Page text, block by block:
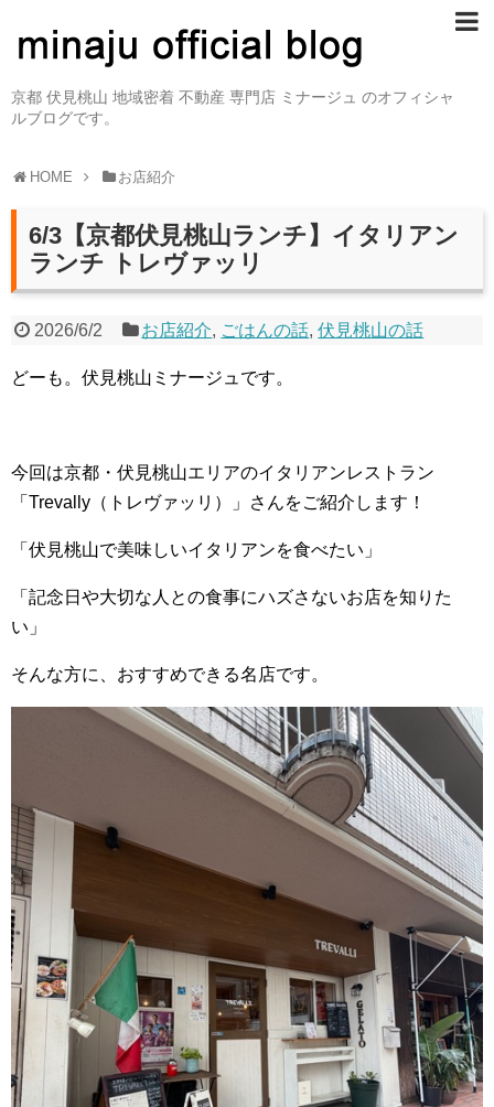
京都 伏見桃山 地域密着 不動産 専門店 ミナージュ のオフィシャ
ルブログです。
HOME お店紹介
6/3【京都伏見桃山ランチ】イタリアン
ランチ トレヴァッリ
2026/6/2 お店紹介, ごはんの話,伏見桃山の話
どーも。伏見桃山ミナージュです。
今回は京都・伏見桃山エリアのイタリアンレストラン
「Trevally（トレヴァッリ）」さんをご紹介します！
「伏見桃山で美味しいイタリアンを食べたい」
「記念日や大切な人との食事にハズさないお店を知りた
い」
そんな方に、おすすめできる名店です。